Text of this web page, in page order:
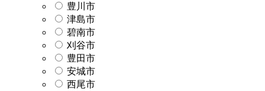
豊川市
津島市
碧南市
刈谷市
豊田市
安城市
西尾市